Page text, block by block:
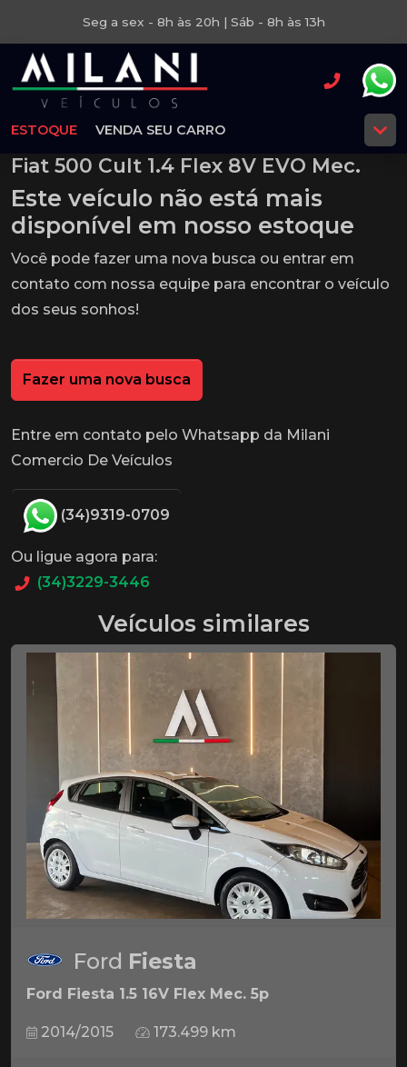
Seg a sex - 8h às 20h | Sáb - 8h às 13h
ESTOQUE VENDA SEU CARRO
Fiat 500 Cult 1.4 Flex 8V EVO Mec.
Este veículo não está mais
disponível em nosso estoque
Você pode fazer uma nova busca ou entrar em
contato com nossa equipe para encontrar o veículo
dos seus sonhos!
Fazer uma nova busca
Entre em contato pelo Whatsapp da Milani
Comercio De Veículos
(34)9319-0709
Ou ligue agora para:
(34)3229-3446
Veículos similares
Ford Fiesta
Ford Fiesta 1.5 16V Flex Mec. 5p
2014/2015 173.499 km